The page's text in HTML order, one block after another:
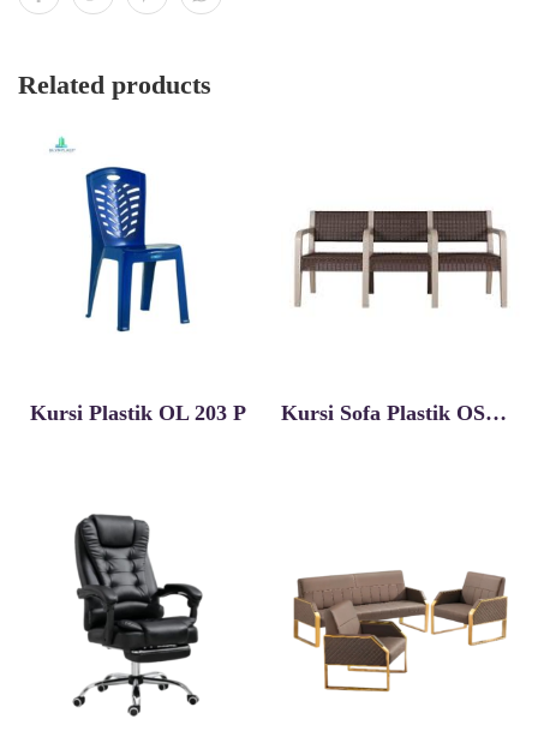
Related products
Kursi Plastik OL 203 P Kursi Sofa Plastik OSC-R (H) 3 Seater